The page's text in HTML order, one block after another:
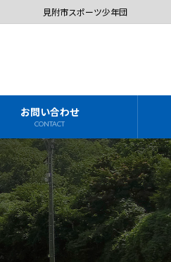
見附市スポーツ少年団
お問い合わせ
CONTACT